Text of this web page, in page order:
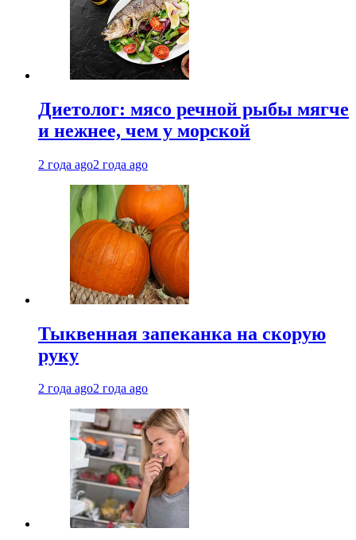
Диетолог: мясо речной рыбы мягче
и нежнее, чем у морской
2 года ago2 года ago
Тыквенная запеканка на скорую
руку
2 года ago2 года ago